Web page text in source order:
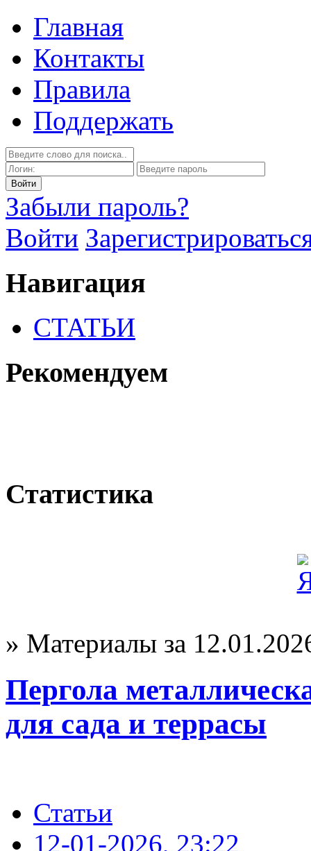
Главная
Контакты
Правила
Поддержать
Забыли пароль?
Войти
Навигация
СТАТЬИ
Рекомендуем
Статистика
» Материалы за
Пергола
для сада и террасы
Статьи
12-01-2026, 23:22